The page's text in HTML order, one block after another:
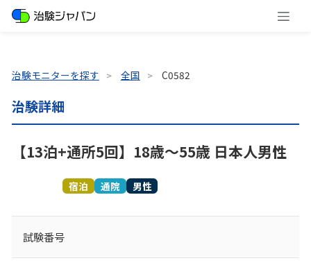
治験モニターを探す 全国 C0582
治験詳細
【13泊+通所5回】18歳～55歳 日本人男性
宿泊 通院 男性
試験番号